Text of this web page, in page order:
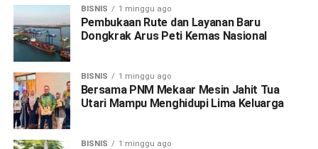
BISNIS 1 minggu ago
Pembukaan Rute dan Layanan Baru
Dongkrak Arus Peti Kemas Nasional
BISNIS 1 minggu ago
Bersama PNM Mekaar Mesin Jahit Tua
Utari Mampu Menghidupi Lima Keluarga
BISNIS 1 minggu ago